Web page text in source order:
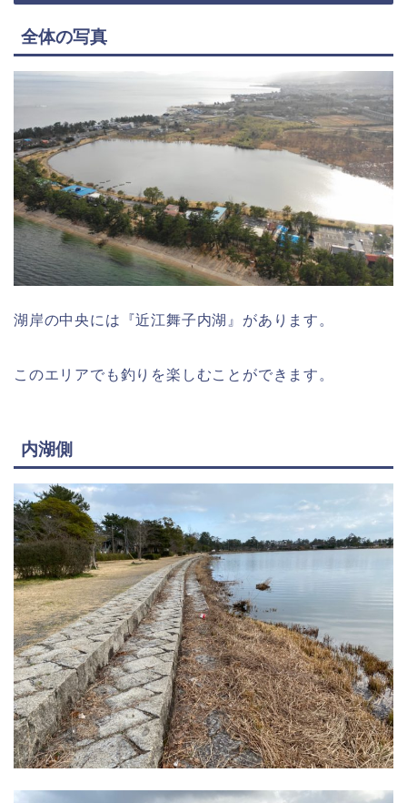
全体の写真
湖岸の中央には『近江舞子内湖』があります。
このエリアでも釣りを楽しむことができます。
内湖側